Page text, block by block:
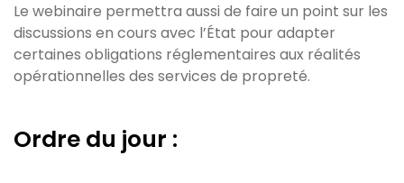
Le webinaire permettra aussi de faire un point sur les
discussions en cours avec l’État pour adapter
certaines obligations réglementaires aux réalités
opérationnelles des services de propreté.
Ordre du jour :